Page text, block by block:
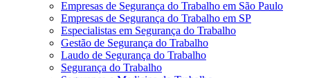
Empresas de Segurança do Trabalho em São Paulo
Empresas de Segurança do Trabalho em SP
Especialistas em Segurança do Trabalho
Gestão de Segurança do Trabalho
Laudo de Segurança do Trabalho
Segurança do Trabalho